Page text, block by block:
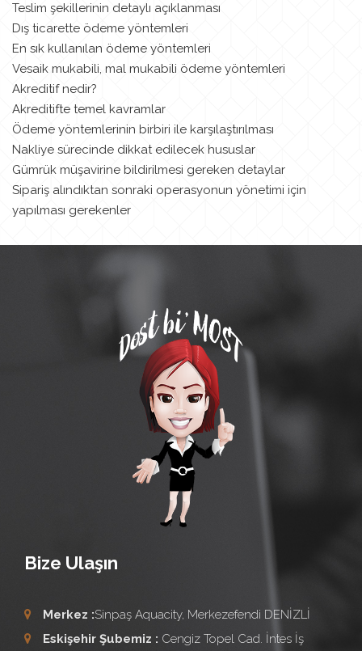
Teslim şekillerinin detaylı açıklanması
Dış ticarette ödeme yöntemleri
En sık kullanılan ödeme yöntemleri
Vesaik mukabili, mal mukabili ödeme yöntemleri
Akreditif nedir?
Akreditifte temel kavramlar
Ödeme yöntemlerinin birbiri ile karşılaştırılması
Nakliye sürecinde dikkat edilecek hususlar
Gümrük müşavirine bildirilmesi gereken detaylar
Sipariş alındıktan sonraki operasyonun yönetimi için
yapılması gerekenler
Bize Ulaşın
Merkez :Sinpaş Aquacity, Merkezefendi DENİZLİ
Eskişehir Şubemiz : Cengiz Topel Cad. İntes İş